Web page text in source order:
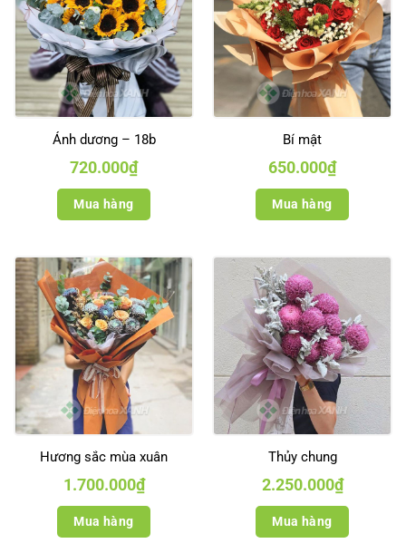
Ánh dương – 18b
720.000₫
Mua hàng
Bí mật
650.000₫
Mua hàng
Hương sắc mùa xuân
1.700.000₫
Mua hàng
Thủy chung
2.250.000₫
Mua hàng